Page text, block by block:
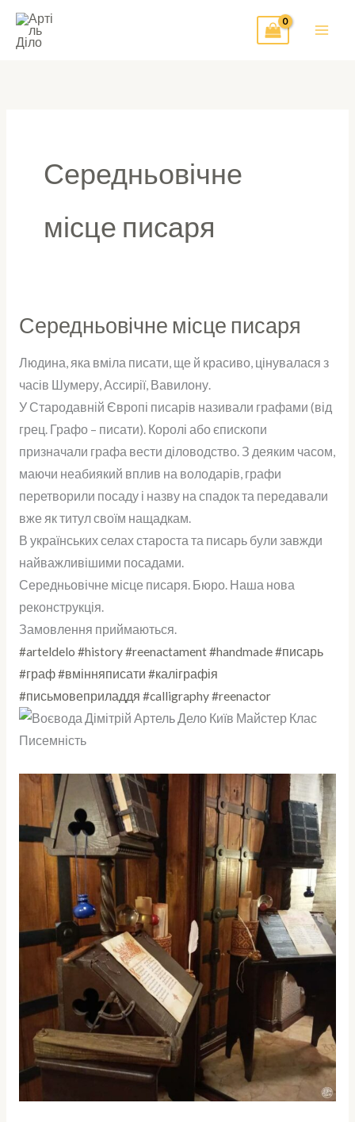
Перейти
Середньовічне
місце писаря
Середньовічне місце писаря
Людина, яка вміла писати, ще й красиво, цінувалася з
часів Шумеру, Ассирії, Вавилону.
У Стародавній Європі писарів називали графами (від
грец. Графо – писати). Королі або єпископи
призначали графа вести діловодство. З деяким часом,
маючи неабиякий вплив на володарів, графи
перетворили посаду і назву на спадок та передавали
вже як титул своїм нащадкам.
В українських селах староста та писарь були завжди
найважливішими посадами.
Середньовічне місце писаря. Бюро. Наша нова
реконструкція.
Замовлення приймаються.
#arteldelo #history#reenactament#handmade#писарь
#граф#вмінняписати #каліграфія
#письмовеприладдя #calligraphy#reenactor
Середньовічне
писаря